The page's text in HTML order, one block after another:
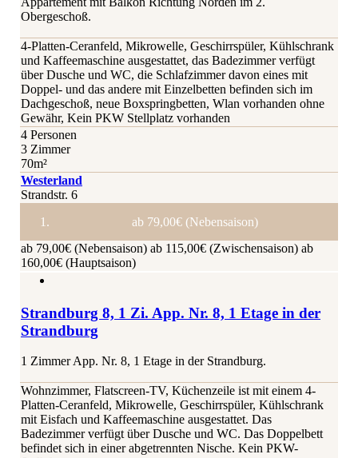
Obergeschoß.
4-Platten-Ceranfeld, Mikrowelle, Geschirrspüler, Kühlschrank
und Kaffeemaschine ausgestattet, das Badezimmer verfügt
über Dusche und WC, die Schlafzimmer davon eines mit
Doppel- und das andere mit Einzelbetten befinden sich im
Dachgeschoß, neue Boxspringbetten, Wlan vorhanden ohne
Gewähr, Kein PKW Stellplatz vorhanden
4 Personen
3 Zimmer
70m²
Westerland
Strandstr. 6
ab 79,00€ (Nebensaison)
ab 79,00€ (Nebensaison) ab 115,00€ (Zwischensaison) ab
160,00€ (Hauptsaison)
Strandburg 8, 1 Zi. App. Nr. 8, 1 Etage in der
Strandburg
1 Zimmer App. Nr. 8, 1 Etage in der Strandburg.
Wohnzimmer, Flatscreen-TV, Küchenzeile ist mit einem 4-
Platten-Ceranfeld, Mikrowelle, Geschirrspüler, Kühlschrank
mit Eisfach und Kaffeemaschine ausgestattet. Das
Badezimmer verfügt über Dusche und WC. Das Doppelbett
befindet sich in einer abgetrennten Nische. Kein PKW-